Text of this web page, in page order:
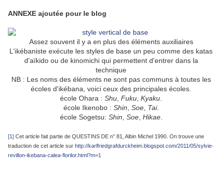
ANNEXE ajoutée pour le blog
Assez souvent il y a en plus des éléments auxiliaires
L'ikébaniste exécute les styles de base un peu comme des katas
d'aïkido ou de kinomichi qui permettent d'entrer dans la
technique
NB : Les noms des éléments ne sont pas communs à toutes les
écoles d'ikébana, voici ceux des principales écoles.
école Ohara : Shu Fuku Kyaku
école Ikenobo : Shin Soe, Tai.
école Sogetsu: Shin Soe, Hikae.
[1] Cet article fait partie de QUESTINS DE n° 81, Albin Michel 1990. On trouve une
traduction de cet article sur http://karlfriedgrafdurckheim.blogspot.com/2011/05/sylvie-
revillon-ikebana-calea-florilor.html?m=1